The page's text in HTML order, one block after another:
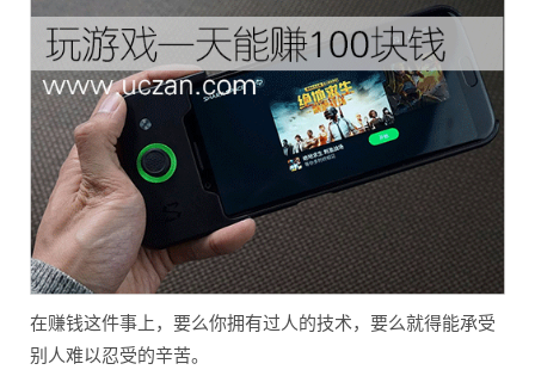
在赚钱这件事上，要么你拥有过人的技术，要么就得能承受
别人难以忍受的辛苦。